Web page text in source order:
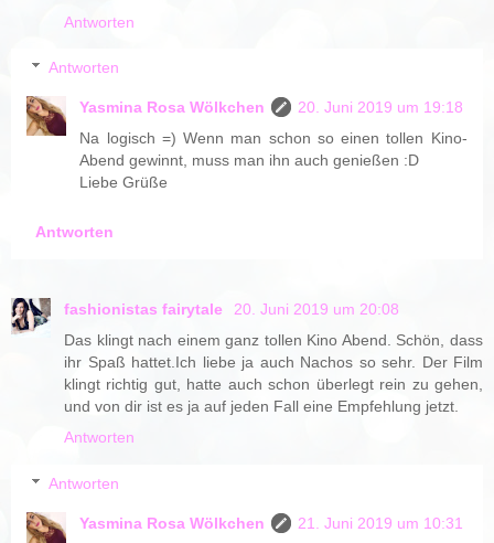
Antworten
Antworten
Yasmina Rosa Wölkchen
20. Juni 2019 um 19:18
Na logisch =) Wenn man schon so einen tollen Kino-
Abend gewinnt, muss man ihn auch genießen :D
Liebe Grüße
Antworten
fashionistas fairytale
20. Juni 2019 um 20:08
Das klingt nach einem ganz tollen Kino Abend. Schön, dass
ihr Spaß hattet.Ich liebe ja auch Nachos so sehr. Der Film
klingt richtig gut, hatte auch schon überlegt rein zu gehen,
und von dir ist es ja auf jeden Fall eine Empfehlung jetzt.
Antworten
Antworten
Yasmina Rosa Wölkchen
21. Juni 2019 um 10:31